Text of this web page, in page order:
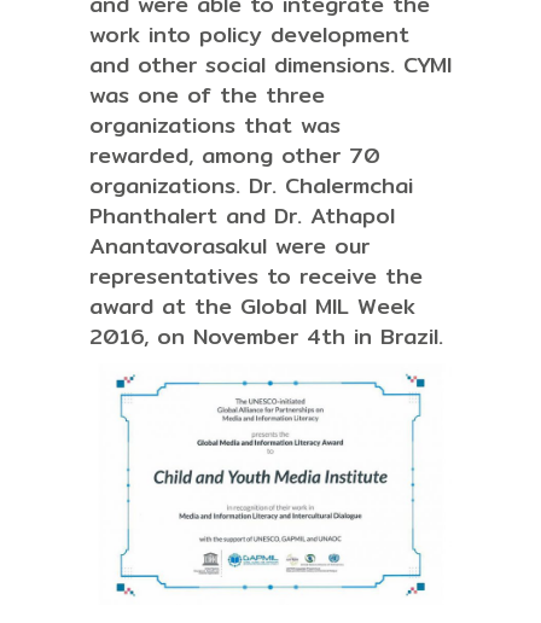
work into policy development
and other social dimensions. CYMI
was one of the three
organizations that was
rewarded, among other 70
organizations. Dr. Chalermchai
Phanthalert and Dr. Athapol
Anantavorasakul were our
representatives to receive the
award at the Global MIL Week
2016, on November 4th in Brazil.